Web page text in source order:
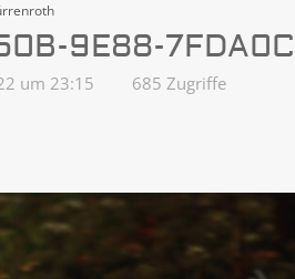
9E88-
um 23:15 685 Zugriffe